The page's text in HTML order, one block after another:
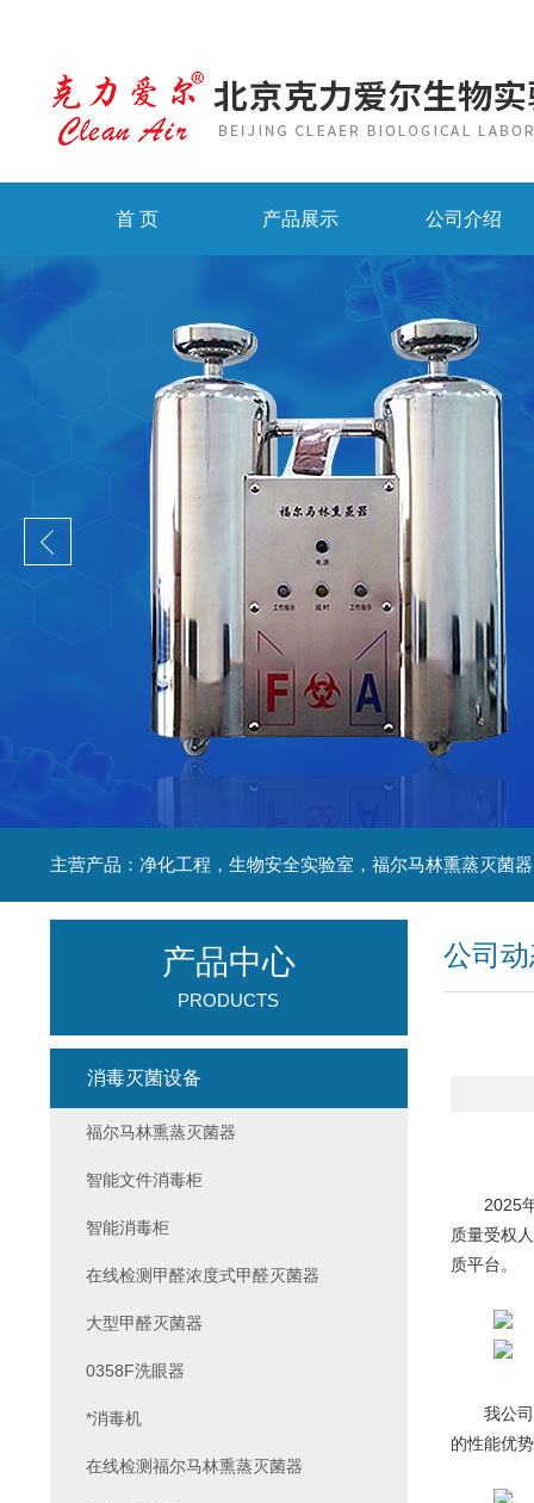
首 页 产品展示 公司介绍
公司
2025年3
质量受权
质平台。
我公司携
的性能优
产品中心
PRODUCTS
消毒灭菌设备
福尔马林熏蒸灭菌器
智能文件消毒柜
智能消毒柜
在线检测甲醛浓度式甲醛灭菌器
大型甲醛灭菌器
0358F洗眼器
*消毒机
在线检测福尔马林熏蒸灭菌器